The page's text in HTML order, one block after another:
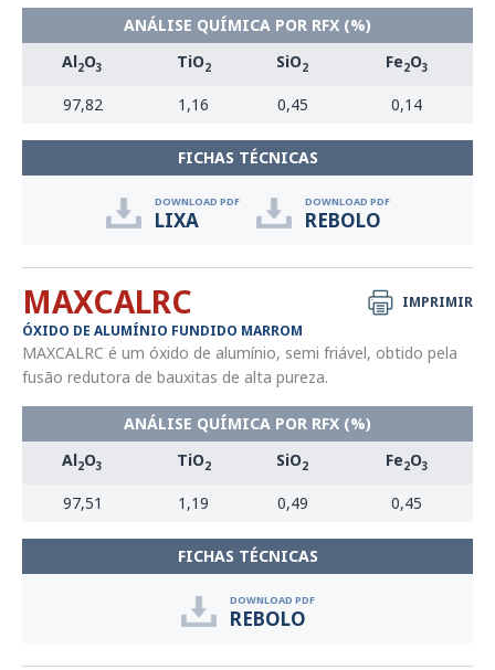
ANÁLISE QUÍMICA POR RFX (%)
Al2O3 TiO2 SiO2 Fe2O3
97,82 1,16 0,45 0,14
FICHAS TÉCNICAS
DOWNLOAD PDF
LIXA
DOWNLOAD PDF
REBOLO
IMPRIMIR
MAXCALRC
ÓXIDO DE ALUMÍNIO FUNDIDO MARROM
MAXCALRC é um óxido de alumínio, semi friável, obtido pela
fusão redutora de bauxitas de alta pureza.
ANÁLISE QUÍMICA POR RFX (%)
Al2O3 TiO2 SiO2 Fe2O3
97,51 1,19 0,49 0,45
FICHAS TÉCNICAS
DOWNLOAD PDF
REBOLO